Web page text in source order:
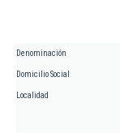
Denominación
Domicilio Social
Localidad